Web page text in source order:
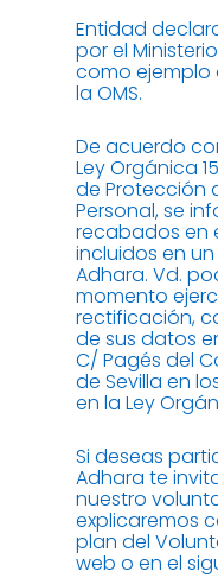
Entidad
por el
como ejemplo
la OMS.
De acuerdo
Ley Orgánica
de Protección
Personal, se
recabados en
incluidos en
Adhara. Vd.
momento
rectificación,
de sus datos
C/ Pagés del
de Sevilla en
en la Ley
Si deseas
Adhara te
nuestro
explicaremos
plan del
web o en el